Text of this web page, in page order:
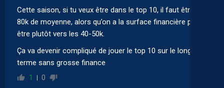
Cette saison, si tu veux être dans le top 10, il faut être à
80k de moyenne, alors qu’on a la surface financière pour
être plutôt vers les 40-50k.
Ça va devenir compliqué de jouer le top 10 sur le long
terme sans grosse finance
1 0